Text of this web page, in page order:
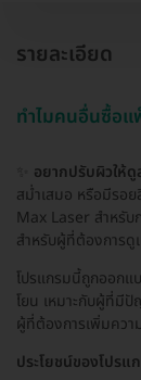
รายละเอียด
ทำไมคนอื่นซื้อแ
อยากปรับผิวให้ดู
สม่ำเสมอ หรือมีรอ
Max Laser สำหรับ
สำหรับผู้ที่ต้องการดู
โปรแกรมนี้ถูกออก
โยน เหมาะกับผู้ที่มี
ผู้ที่ต้องการเพิ่มควา
ประโยชน์ของโปรแ